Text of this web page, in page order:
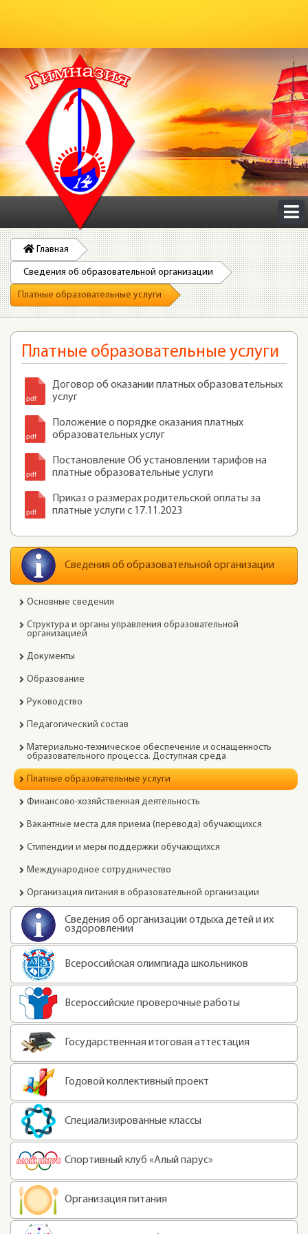
Главная
Сведения об образовательной организации
Платные образовательные услуги
Платные образовательные услуги
Договор об оказании платных образовательных
услуг
Положение о порядке оказания платных
образовательных услуг
Постановление Об установлении тарифов на
платные образовательные услуги
Приказ о размерах родительской оплаты за
платные услуги с 17.11.2023
Сведения об образовательной организации
Основные сведения
Структура и органы управления образовательной
организацией
Документы
Образование
Руководство
Педагогический состав
Материально-техническое обеспечение и оснащенность
образовательного процесса. Доступная среда
Платные образовательные услуги
Финансово-хозяйственная деятельность
Вакантные места для приема (перевода) обучающихся
Стипендии и меры поддержки обучающихся
Международное сотрудничество
Организация питания в образовательной организации
Сведения об организации отдыха детей и их
оздоровлении
Всероссийская олимпиада школьников
Всероссийские проверочные работы
Государственная итоговая аттестация
Годовой коллективный проект
Специализированные классы
Спортивный клуб «Алый парус»
Организация питания